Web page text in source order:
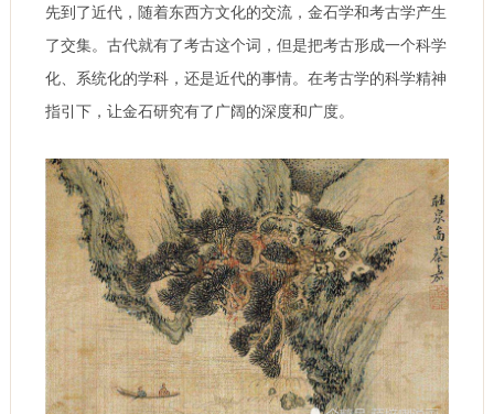
先到了近代，随着东西方文化的交流，金石学和考古学产生
了交集。古代就有了考古这个词，但是把考古形成一个科学
化、系统化的学科，还是近代的事情。在考古学的科学精神
指引下，让金石研究有了广阔的深度和广度。